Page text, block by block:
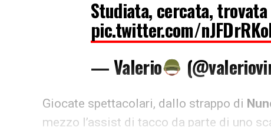
Studiata, cercata, trovata
pic.twitter.com/
— Valerio
Giocate spettacolari, dallo strappo di
mezzo l’assist di tacco da parte di uno